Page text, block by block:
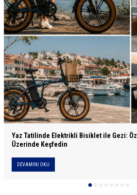
Yaz Tatilinde Elektrikli Bisiklet ile Gezi:
Üzerinde Keşfedin
DEVAMINI OKU